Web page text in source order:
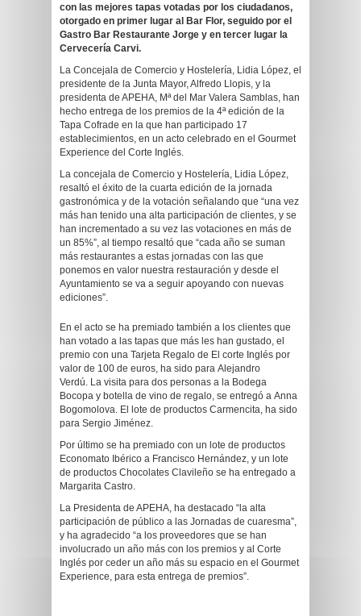
con las mejores tapas votadas por los ciudadanos,
otorgado en primer lugar al Bar Flor, seguido por el
Gastro Bar Restaurante Jorge y en tercer lugar la
Cervecería Carvi.
La Concejala de Comercio y Hostelería, Lidia López, el
presidente de la Junta Mayor, Alfredo Llopis, y la
presidenta de APEHA, Mª del Mar Valera Samblas, han
hecho entrega de los premios de la 4ª edición de la
Tapa Cofrade en la que han participado 17
establecimientos, en un acto celebrado en el Gourmet
Experience del Corte Inglés.
La concejala de Comercio y Hostelería, Lidia López,
resaltó el éxito de la cuarta edición de la jornada
gastronómica y de la votación señalando que “una vez
más han tenido una alta participación de clientes, y se
han incrementado a su vez las votaciones en más de
un 85%”, al tiempo resaltó que “cada año se suman
más restaurantes a estas jornadas con las que
ponemos en valor nuestra restauración y desde el
Ayuntamiento se va a seguir apoyando con nuevas
ediciones”.
En el acto se ha premiado también a los clientes que
han votado a las tapas que más les han gustado, el
premio con una Tarjeta Regalo de El corte Inglés por
valor de 100 de euros, ha sido para Alejandro
Verdú. La visita para dos personas a la Bodega
Bocopa y botella de vino de regalo, se entregó a Anna
Bogomolova. El lote de productos Carmencita, ha sido
para Sergio Jiménez.
Por último se ha premiado con un lote de productos
Economato Ibérico a Francisco Hernández, y un lote
de productos Chocolates Clavileño se ha entregado a
Margarita Castro.
La Presidenta de APEHA, ha destacado “la alta
participación de público a las Jornadas de cuaresma”,
y ha agradecido “a los proveedores que se han
involucrado un año más con los premios y al Corte
Inglés por ceder un año más su espacio en el Gourmet
Experience, para esta entrega de premios”.